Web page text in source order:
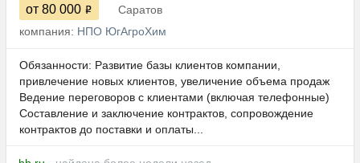
от 80 000
Саратов
компания: НПО ЮгАгроХим
Обязанности: Развитие базы клиентов компании,
привлечение новых клиентов, увеличение объема продаж
Ведение переговоров с клиентами (включая телефонные)
Составление и заключение контрактов, сопровождение
контрактов до поставки и оплаты...